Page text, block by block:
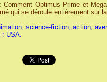
: Comment Optimus Prime et
qui se déroule entièrement sur
science-fiction, action,
: USA.